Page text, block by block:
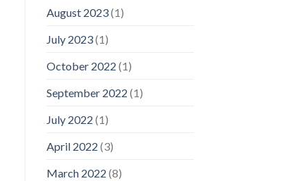
August 2023(1)
July 2023(1)
October 2022 (1)
September 2022 (1)
July 2022 (1)
April 2022 (3)
March 2022 (8)